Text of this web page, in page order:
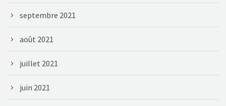
septembre 2021
août 2021
juillet 2021
juin 2021